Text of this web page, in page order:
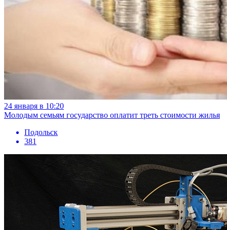
24 января в 10:20
Молодым семьям государство оплатит треть стоимости жилья
Подольск
381